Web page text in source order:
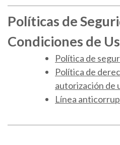
Políticas de
Condiciones de
Política de
Política de
autorización de
Línea